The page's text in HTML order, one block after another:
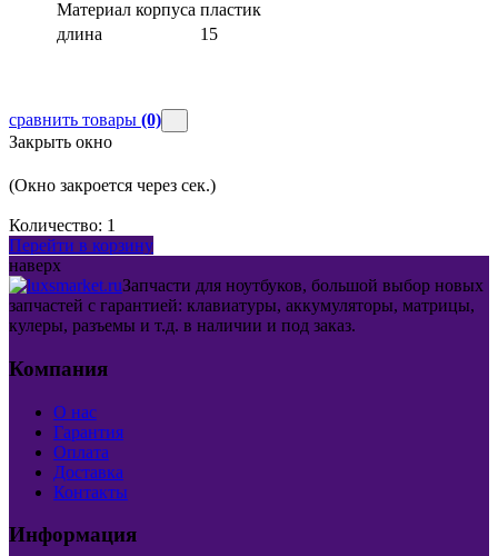
Материал корпуса пластик
длина
15
сравнить товары (0)
Закрыть окно
(Окно закроется через сек.)
Количество: 1
Перейти в корзину
наверх
Запчасти для ноутбуков, большой выбор новых
запчастей с гарантией: клавиатуры, аккумуляторы, матрицы,
кулеры, разъемы и т.д. в наличии и под заказ.
Компания
О нас
Гарантия
Оплата
Доставка
Контакты
Информация